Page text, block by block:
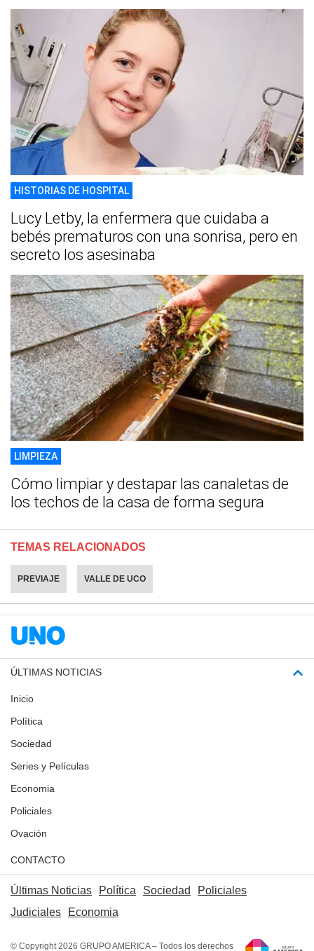
HISTORIAS DE HOSPITAL
Lucy Letby, la enfermera que cuidaba a
bebés prematuros con una sonrisa, pero en
secreto los asesinaba
LIMPIEZA
Cómo limpiar y destapar las canaletas de
los techos de la casa de forma segura
TEMAS RELACIONADOS
PREVIAJE VALLE DE UCO
ÚLTIMAS NOTICIAS
Inicio
Política
Sociedad
Series y Películas
Economia
Policiales
Ovación
CONTACTO
Últimas Noticias Política Sociedad
Policiales
Judiciales
Economia
© Copyright 2026 GRUPO AMERICA – Todos los derechos